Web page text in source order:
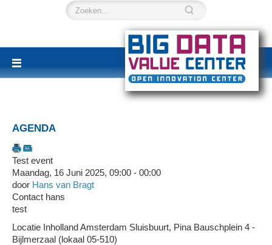
AGENDA
Test event
Maandag, 16 Juni 2025, 09:00 - 00:00
door Hans van Bragt
Contact hans
test
Locatie Inholland Amsterdam Sluisbuurt, Pina Bauschplein 4 -
Bijlmerzaal (lokaal 05-510)